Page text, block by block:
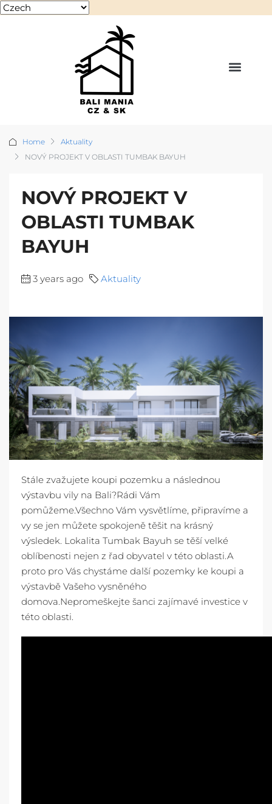
Home
Aktuality
NOVÝ PROJEKT V OBLASTI TUMBAK BAYUH
NOVÝ PROJEKT V
OBLASTI TUMBAK
BAYUH
3 years ago Aktuality
Stále zvažujete koupi pozemku a následnou
výstavbu vily na Bali?Rádi Vám
pomůžeme.Všechno Vám vysvětlíme, připravíme a
vy se jen můžete spokojeně těšit na krásný
výsledek. Lokalita Tumbak Bayuh se těší velké
oblíbenosti nejen z řad obyvatel v této oblasti.A
proto pro Vás chystáme další pozemky ke koupi a
výstavbě Vašeho vysněného
domova.Nepromeškejte šanci zajímavé investice v
této oblasti.